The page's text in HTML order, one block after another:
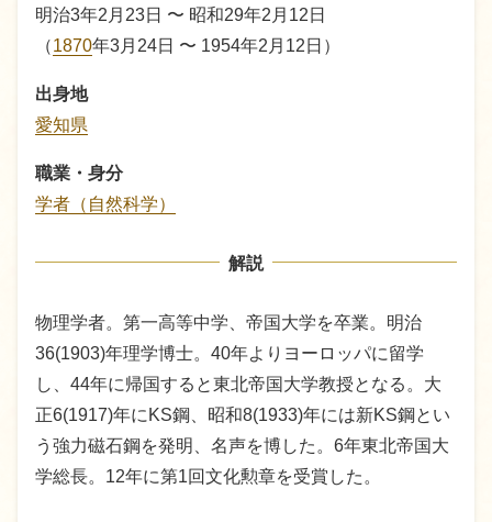
明治3年2月23日 〜 昭和29年2月12日
（1870年3月24日 〜 1954年2月12日）
出身地
愛知県
職業・身分
学者（自然科学）
解説
物理学者。第一高等中学、帝国大学を卒業。明治
36(1903)年理学博士。40年よりヨーロッパに留学
し、44年に帰国すると東北帝国大学教授となる。大
正6(1917)年にKS鋼、昭和8(1933)年には新KS鋼とい
う強力磁石鋼を発明、名声を博した。6年東北帝国大
学総長。12年に第1回文化勲章を受賞した。